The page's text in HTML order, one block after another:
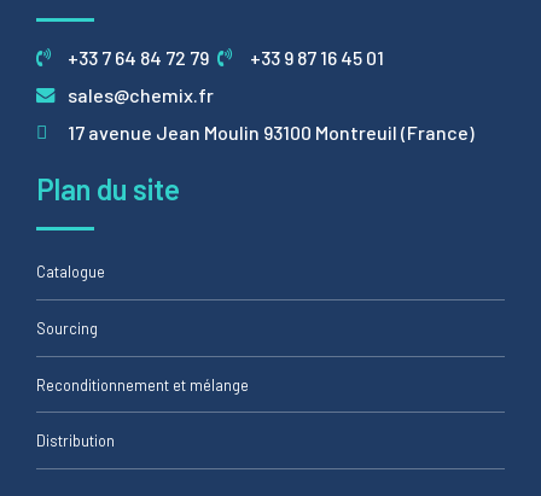
+33 7 64 84 72 79
+33 9 87 16 45 01
sales@chemix.fr
17 avenue Jean Moulin 93100 Montreuil (France)
Plan du site
Catalogue
Sourcing
Reconditionnement et mélange
Distribution